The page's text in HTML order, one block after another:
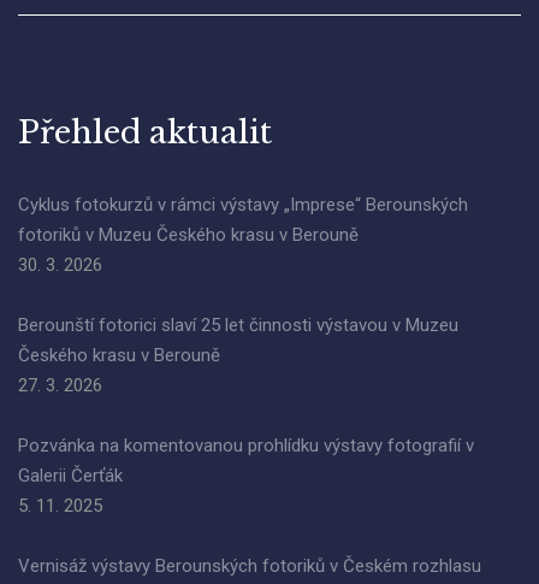
Přehled aktualit
Cyklus fotokurzů v rámci výstavy „Imprese“ Berounských
fotoriků v Muzeu Českého krasu v Berouně
30. 3. 2026
Berounští fotorici slaví 25 let činnosti výstavou v Muzeu
Českého krasu v Berouně
27. 3. 2026
Pozvánka na komentovanou prohlídku výstavy fotografií v
Galerii Čerťák
5. 11. 2025
Vernisáž výstavy Berounských fotoriků v Českém rozhlasu